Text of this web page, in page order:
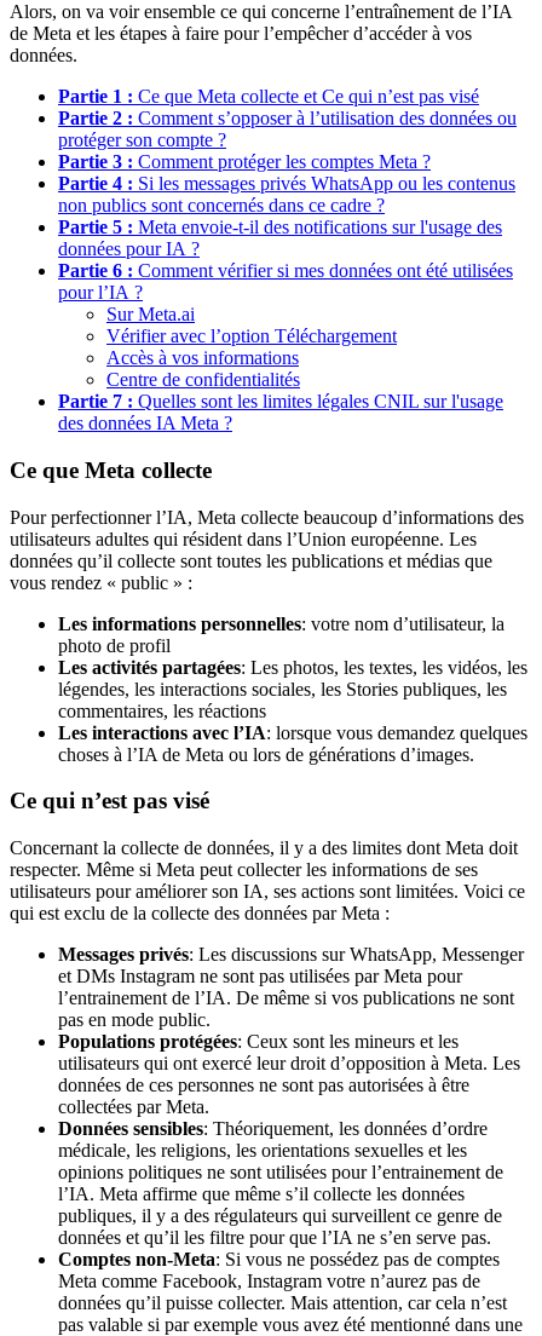
Alors, on va voir ensemble ce qui concerne l’entraînement de l’IA
de Meta et les étapes à faire pour l’empêcher d’accéder à vos
données.
Partie 1 : Ce que Meta collecte et Ce qui n’est pas visé
Partie 2 : Comment s’opposer à l’utilisation des données ou
protéger son compte ?
Partie 3 : Comment protéger les comptes Meta ?
Partie 4 : Si les messages privés WhatsApp ou les contenus
non publics sont concernés dans ce cadre ?
Partie 5 : Meta envoie-t-il des notifications sur l'usage des
données pour IA ?
Partie 6 : Comment vérifier si mes données ont été utilisées
pour l’IA ?
Sur Meta.ai
Vérifier avec l’option Téléchargement
Accès à vos informations
Centre de confidentialités
Partie 7 : Quelles sont les limites légales CNIL sur l'usage
des données IA Meta ?
Ce que Meta collecte
Pour perfectionner l’IA, Meta collecte beaucoup d’informations des
utilisateurs adultes qui résident dans l’Union européenne. Les
données qu’il collecte sont toutes les publications et médias que
vous rendez « public » :
Les informations personnelles: votre nom d’utilisateur, la
photo de profil
Les activités partagées: Les photos, les textes, les vidéos, les
légendes, les interactions sociales, les Stories publiques, les
commentaires, les réactions
Les interactions avec l’IA: lorsque vous demandez quelques
choses à l’IA de Meta ou lors de générations d’images.
Ce qui n’est pas visé
Concernant la collecte de données, il y a des limites dont Meta doit
respecter. Même si Meta peut collecter les informations de ses
utilisateurs pour améliorer son IA, ses actions sont limitées. Voici ce
qui est exclu de la collecte des données par Meta :
Messages privés: Les discussions sur WhatsApp, Messenger
et DMs Instagram ne sont pas utilisées par Meta pour
l’entrainement de l’IA. De même si vos publications ne sont
pas en mode public.
Populations protégées: Ceux sont les mineurs et les
utilisateurs qui ont exercé leur droit d’opposition à Meta. Les
données de ces personnes ne sont pas autorisées à être
collectées par Meta.
Données sensibles: Théoriquement, les données d’ordre
médicale, les religions, les orientations sexuelles et les
opinions politiques ne sont utilisées pour l’entrainement de
l’IA. Meta affirme que même s’il collecte les données
publiques, il y a des régulateurs qui surveillent ce genre de
données et qu’il les filtre pour que l’IA ne s’en serve pas.
Comptes non-Meta: Si vous ne possédez pas de comptes
Meta comme Facebook, Instagram votre n’aurez pas de
données qu’il puisse collecter. Mais attention, car cela n’est
pas valable si par exemple vous avez été mentionné dans une